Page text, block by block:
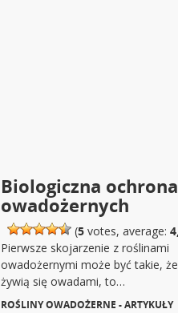
Biologiczna
owadożernych
(5 votes, average:
Pierwsze skojarzenie z roślinami
owadożernymi może być takie,
żywią się owadami, to…
ROŚLINY OWADOŻERNE - ARTYKUŁY